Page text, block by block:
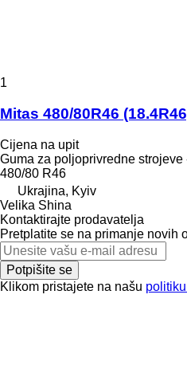
1
Mitas 480/80R46
Cijena na upit
Guma za poljoprivredne strojeve
480/80 R46
Ukrajina, Kyiv
Velika Shina
Kontaktirajte prodavatelja
Pretplatite se na primanje novih
Potpišite se
Klikom pristajete na našu